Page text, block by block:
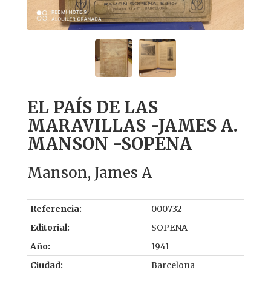
EL PAÍS DE LAS
MARAVILLAS -JAMES A.
MANSON -SOPENA
Manson, James A
Referencia:
000732
Editorial:
SOPENA
Año:
1941
Ciudad:
Barcelona